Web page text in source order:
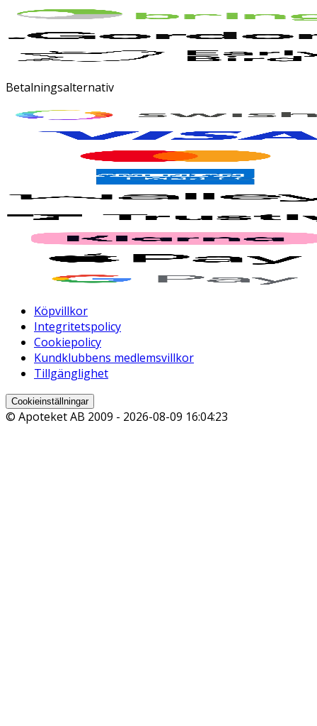
Betalningsalternativ
Köpvillkor
Integritetspolicy
Cookiepolicy
Kundklubbens medlemsvillkor
Tillgänglighet
Cookieinställningar
© Apoteket AB 2009 - 2026-08-09 16:04:23